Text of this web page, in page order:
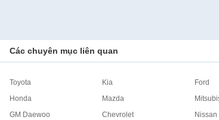
Các chuyên mục liên quan
Toyota Kia Ford
Honda
Mazda
GM Daewoo
Chevrolet Nissan